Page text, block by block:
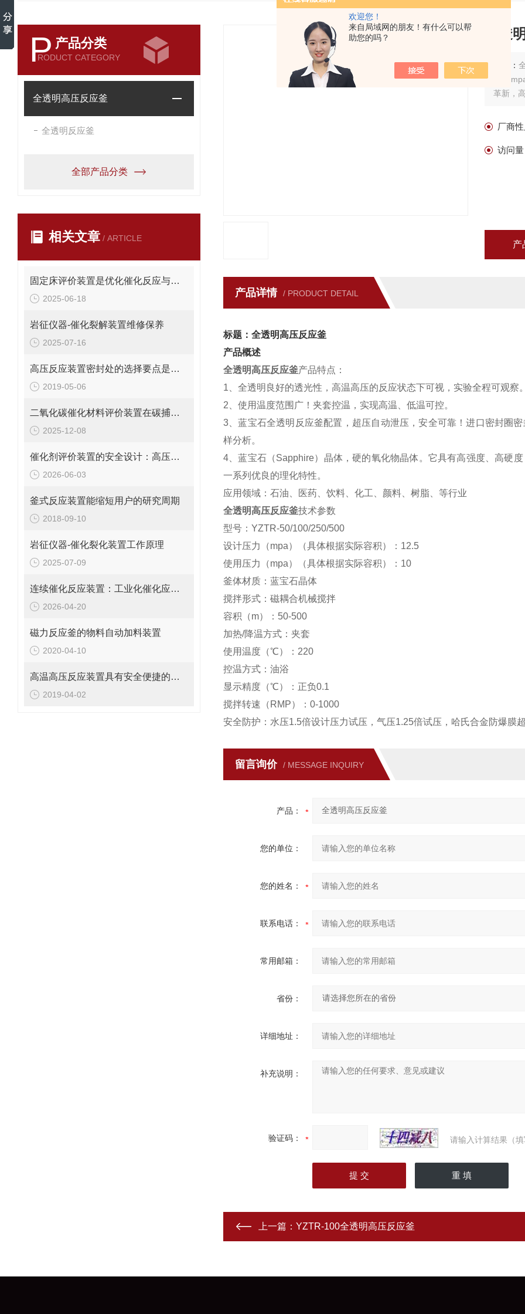
欢迎您！
来自局域网的朋友！有什么可以帮
助您的吗？
P 产品分类
RODUCT CATEGORY
全透明高压反应釜
全透明反应釜
全部产品分类
相关文章 / ARTICLE
固定床评价装置是优化催化反应与反应器设计的核心工具
2025-06-18
岩征仪器-催化裂解装置维修保养
2025-07-16
高压反应装置密封处的选择要点是什么？
2019-05-06
二氧化碳催化材料评价装置在碳捕集与利用中的应用说明
2025-12-08
催化剂评价装置的安全设计：高压、高温、有毒有害产物的防护
2026-06-03
釜式反应装置能缩短用户的研究周期
2018-09-10
岩征仪器-催化裂化装置工作原理
2025-07-09
连续催化反应装置：工业化催化应用中的高效反应器选择
2026-04-20
磁力反应釜的物料自动加料装置
2020-04-10
高温高压反应装置具有安全便捷的优点
2019-04-02
全透
描述：
达
革新，
厂商
访问
产
产品详情 / PRODUCT DETAIL
标题：全透明高压反应釜
产品概述
全透明高压反应釜产品特点：
1、全透明良好的透光性，高温高压的反应状态下可视，实验全程可观察
2、使用温度范围广！夹套控温，实现高温、低温可控。
3、蓝宝石全透明反应釜配置，超压自动泄压，安全可靠！进口密封圈
样分析。
4、蓝宝石（Sapphire）晶体，硬的氧化物晶体。它具有高强度、高硬
一系列优良的理化特性。
应用领域：石油、医药、饮料、化工、颜料、树脂、等行业
全透明高压反应釜技术参数
型号：YZTR-50/100/250/500
设计压力（mpa）（具体根据实际容积）：12.5
使用压力（mpa）（具体根据实际容积）：10
釜体材质：蓝宝石晶体
搅拌形式：磁耦合机械搅拌
容积（m）：50-500
加热/降温方式：夹套
使用温度（℃）：220
控温方式：油浴
显示精度（℃）：正负0.1
搅拌转速（RMP）：0-1000
安全防护：水压1.5倍设计压力试压，气压1.25倍试压，哈氏合金防爆膜
留言询价 / MESSAGE INQUIRY
产品：
您的单位：
您的姓名：
联系电话：
常用邮箱：
省份：
详细地址：
补充说明：
验证码： 请输入计算结果（
上一篇： YZTR-100全透明高压反应釜